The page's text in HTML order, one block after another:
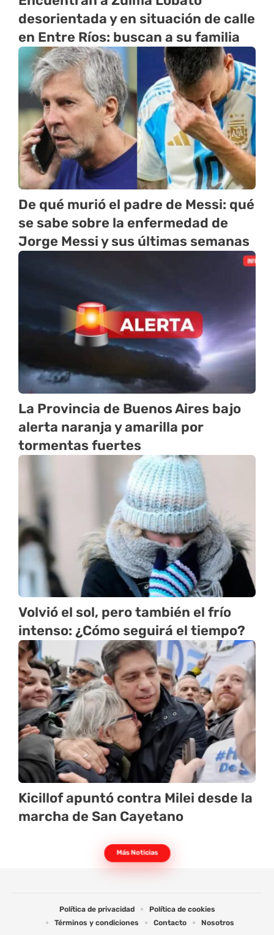
desorientada y en situación de calle
en Entre Ríos: buscan a su familia
De qué murió el padre de Messi: qué
se sabe sobre la enfermedad de
Jorge Messi y sus últimas semanas
La Provincia de Buenos Aires bajo
alerta naranja y amarilla por
tormentas fuertes
Volvió el sol, pero también el frío
intenso: ¿Cómo seguirá el tiempo?
Kicillof apuntó contra Milei desde la
marcha de San Cayetano
Más Noticias
Política de privacidad
Política de cookies
Términos y condiciones
Contacto Nosotros